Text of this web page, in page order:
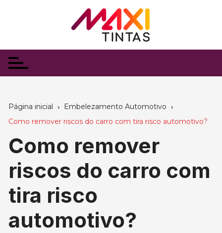
Página inicial
Embelezamento Automotivo
Como remover riscos do carro com tira risco automotivo?
Como remover
riscos do carro com
tira risco
automotivo?